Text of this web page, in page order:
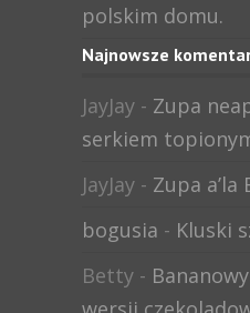
polskim domu.
Najnowsze
JayJay - Zupa
serkiem
JayJay - Zupa a’la
bogusia - Kluski
Betty -